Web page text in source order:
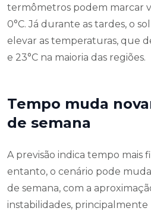
termômetros podem marcar
0°C. Já durante as tardes, o
elevar as temperaturas, que
e 23°C na maioria das regiões.
Tempo muda
de semana
A previsão indica tempo mais
entanto, o cenário pode
de semana, com a
instabilidades, principalmente